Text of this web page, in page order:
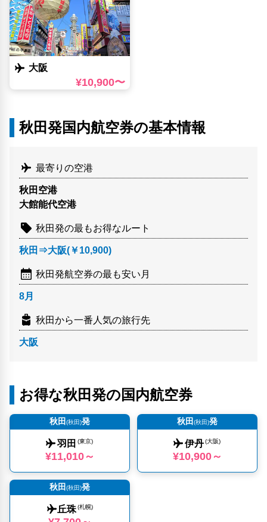
大阪
¥10,900〜
秋田発国内航空券の基本情報
最寄りの空港
秋田空港
大館能代空港
秋田発の最もお得なルート
秋田⇒大阪(￥10,900)
秋田発航空券の最も安い月
8月
秋田から一番人気の旅行先
大阪
お得な秋田発の国内航空券
秋田 (秋田)発
羽田 (東京)
¥11,010～
秋田 (秋田)発
伊丹 (大阪)
¥10,900～
秋田 (秋田)発
丘珠 (札幌)